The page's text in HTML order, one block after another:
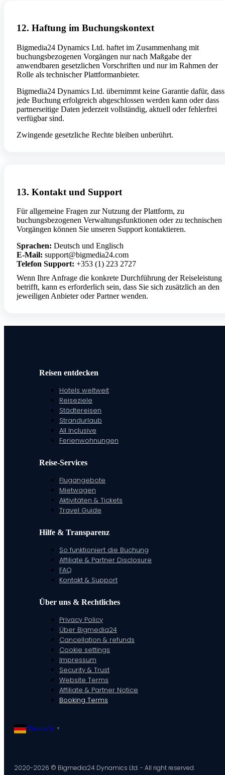
12. Haftung im Buchungskontext
Bigmedia24 Dynamics Ltd. haftet im Zusammenhang mit
buchungsbezogenen Vorgängen nur nach Maßgabe der
anwendbaren gesetzlichen Vorschriften und nur im Rahmen der
Rolle als technischer Plattformanbieter.
Bigmedia24 Dynamics Ltd. übernimmt keine Garantie dafür, dass
jede Buchung erfolgreich abgeschlossen werden kann oder dass
partnerseitige Daten jederzeit vollständig, aktuell oder fehlerfrei
verfügbar sind.
Zwingende gesetzliche Rechte bleiben unberührt.
13. Kontakt und Support
Für allgemeine Fragen zur Nutzung der Plattform, zu
buchungsbezogenen Verwaltungsfunktionen oder zu technischen
Vorgängen können Sie unseren Support kontaktieren.
Sprachen: Deutsch und Englisch
E-Mail: support@bigmedia24.com
Telefon Support: +353 (1) 223 2727
Wenn Ihre Anfrage die konkrete Durchführung der Reiseleistung
betrifft, kann es erforderlich sein, dass Sie sich zusätzlich an den
jeweiligen Anbieter oder Partner wenden.
Reisen entdecken
Hotels weltweit
Reiseziele
Städtereisen
Strandurlaub
All Inclusive
Ferienwohnungen
Reise-Services
Flugangebote
Mietwagen
Aktivitäten & Tickets
Travel Guide
Hilfe & Transparenz
So funktioniert die Buchung
Affiliate & Partner Disclosure
FAQ
Kontakt & Support
Über uns & Rechtliches
Privacy Policy
Über Bigmedia24
Cancellation & refunds
Cookie settings
Impressum
Security & Trust
Website Terms
Affiliate & Partner Notice
Booking Terms
Deutsch ▼
2020-2026 © Bigmedia24 Dynamics Ltd. - All right reserved.